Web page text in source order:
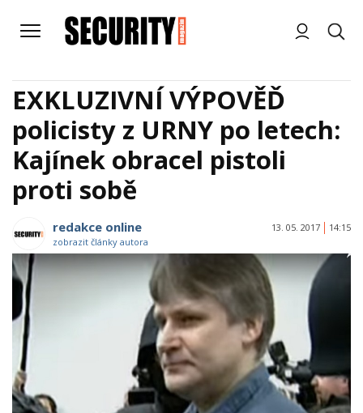
EXKLUZIVNÍ VÝPOVĚĎ
policisty z URNY po letech:
Kajínek obracel pistoli
proti sobě
redakce online
zobrazit články autora
13. 05. 2017 14:15